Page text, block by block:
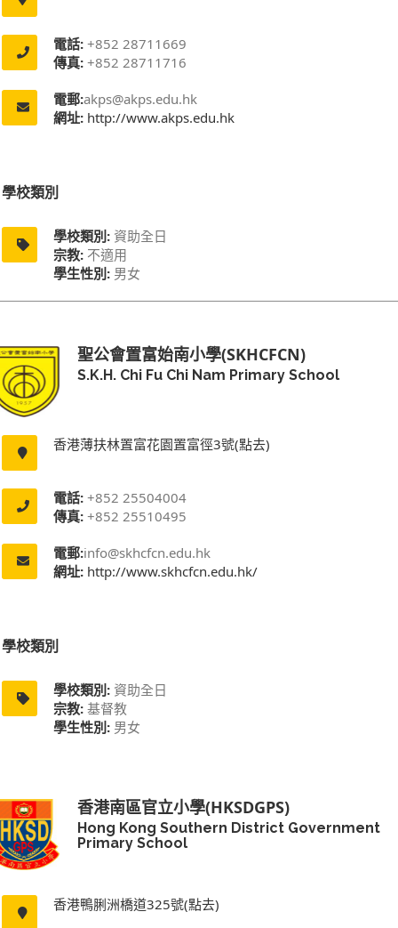
電話: +852 28711669
傳真: +852 28711716
電郵:akps@akps.edu.hk
網址: http://www.akps.edu.hk
學校類別
學校類別: 資助全日
宗教: 不適用
學生性別: 男女
聖公會置富始南小學(SKHCFCN)
S.K.H. Chi Fu Chi Nam Primary School
香港薄扶林置富花園置富徑3號(點去)
電話: +852 25504004
傳真: +852 25510495
電郵:info@skhcfcn.edu.hk
網址: http://www.skhcfcn.edu.hk/
學校類別
學校類別: 資助全日
宗教: 基督教
學生性別: 男女
香港南區官立小學(HKSDGPS)
Hong Kong Southern District Government
Primary School
香港鴨脷洲橋道325號(點去)